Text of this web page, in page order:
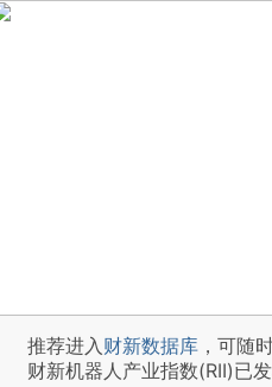
推荐进入财新数据库 ，可随
财新机器人产业指数(RII)已发